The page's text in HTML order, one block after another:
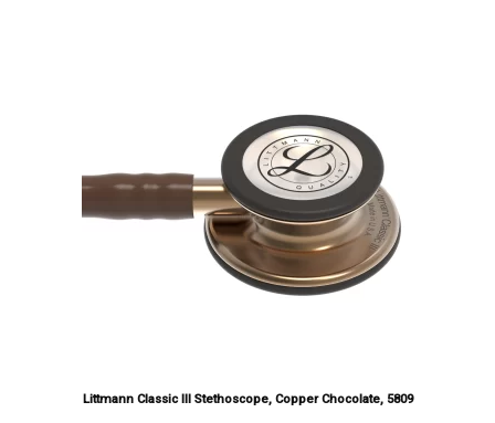
Littmann Classic III Stethoscope, Copper Chocolate, 5809